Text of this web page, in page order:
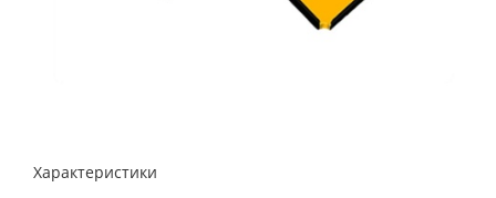
Характеристики